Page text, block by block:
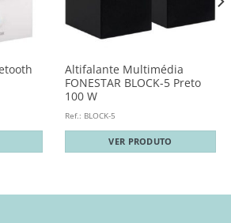
Altifalante Multimédia
FONESTAR BLOCK-5 Preto
100 W
Ref.: BLOCK-5
VER PRODUTO